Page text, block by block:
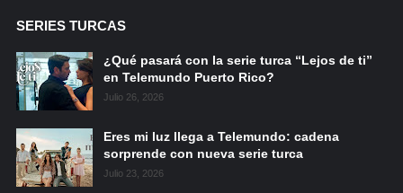
SERIES TURCAS
¿Qué pasará con la serie turca “Lejos de ti”
en Telemundo Puerto Rico?
Julio 26, 2026
Eres mi luz llega a Telemundo: cadena
sorprende con nueva serie turca
Julio 23, 2026